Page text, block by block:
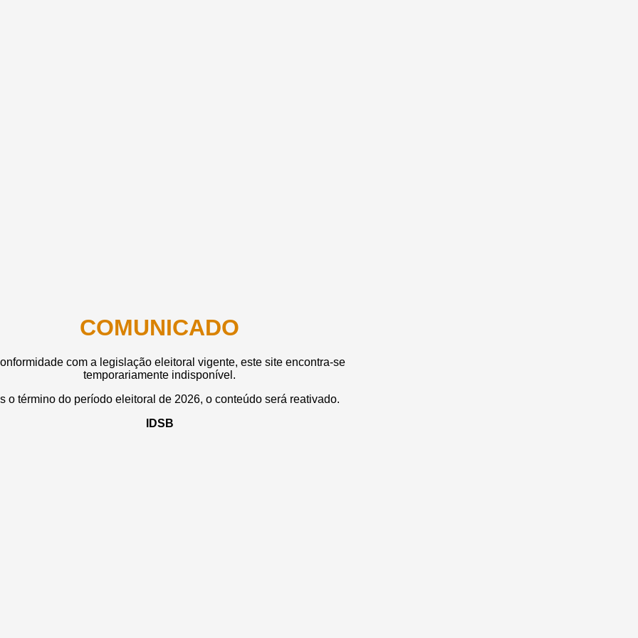
COMUNICADO
com a legislação eleitoral vigente, este site encontra-se
temporariamente indisponível.
o término do período eleitoral de 2026, o conteúdo será reativado.
IDSB